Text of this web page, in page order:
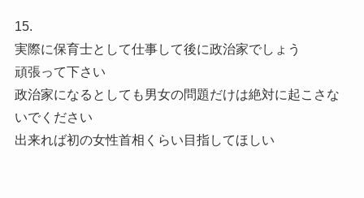
15.
実際に保育士として仕事して後に政治家でしょう
頑張って下さい
政治家になるとしても男女の問題だけは絶対に起こさな
いでください
出来れば初の女性首相くらい目指してほしい